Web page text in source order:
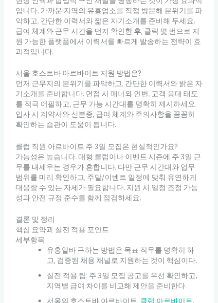
입니다. 가까운 지역의 유흥업소를 직접 방문해 분위기를 파
악하고, 간단한 이력서와 짧은 자기소개를 준비해 두세요.
급여 체계와 근무 시간을 먼저 확인한 후, 클릭 몇 번으로 지
원 가능한 플랫폼에서 이력서를 빠르게 발송하는 전략이 효
과적입니다.
서울 호스트바 아르바이트 지원 방법은?
먼저 근무지의 분위기를 파악하고, 간단한 이력서와 밝은 자
기소개를 준비합니다. 면접 시 매너와 언변, 고객 응대 태도
를 적극 어필하고, 근무 가능 시간대를 명확히 제시하세요.
입사 시 계약서와 신분증, 급여 체계와 주의사항을 꼼꼼히
확인하는 습관이 도움이 됩니다.
클럽 직원 아르바이트 주 3일 모집은 현실적인가요?
가능성은 높습니다. 대형 클럽이나 이벤트 시즌에 주 3일 근
무를 내세우는 경우가 흔합니다. 다만 근무 시간대와 업무
범위를 미리 확인하고, 주말/이벤트 일정에 맞춰 유연하게
대응할 수 있는 자세가 필요합니다. 지원 시 일정 조정 가능
성과 안전 규정 준수를 함께 점검하세요.
결론 및 정리
핵심 요약과 실전 적용 포인트
세부항목
유흥알바 구하는 방법은 목표 직무를 명확히 하
고, 검증된 채용 채널로 지원하는 것이 핵심이다.
실전 적용 팁: 주 3일 모집 공고를 우선 확인하고,
지역별 급여 차이를 비교해 제안을 준비한다.
서울의 호스트바 아르바이트, 클럽 아르바이트,